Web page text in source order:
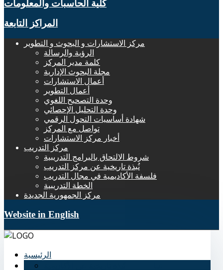
كلية الحاسبات والمعلومات
المراكز التابعة
مركز الاستشارات و البحوث و التطوير
الرؤية والرسالة
كلمة مدير المركز
مجلة البحوث الإدارية
أعمال الاستشارات
أعمال التطوير
وحدة التصحيح اللغوي
وحدة التحليل الإحصائي
شهادة أساسيات التحول الرقمي
تواصل مع المركز
أخبار مركز الاستشارات
مركز التدريب
شروط الالتحاق بالبرامج التدريبية
نُبذة تاريخية عن مركز التدريب
فلسفة الأكاديمية في مجال التدريب
الخطة التدريبية
مركز الجمهورية الجديدة
Website in English
الرئيسية